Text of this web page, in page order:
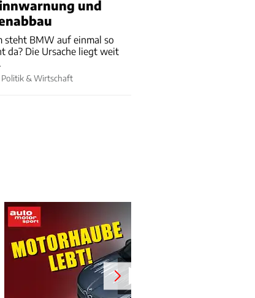
und
steht BMW auf einmal so
da? Die Ursache liegt weit
Politik & Wirtschaft